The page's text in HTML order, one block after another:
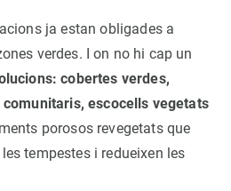
ja estan obligades a
verdes. I on no hi cap un
cobertes verdes,
escocells vegetats
porosos revegetats que
tempestes i redueixen les